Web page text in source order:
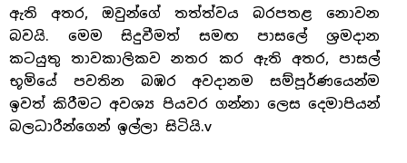
ඇති අතර, ඔවුන්ගේ තත්ත්වය බරපතළ නොවන
බවයි. මෙම සිදුවීමත් සමඟ පාසලේ ශ්‍රමදාන
කටයුතු තාවකාලිකව නතර කර ඇති අතර, පාසල්
භූමියේ පවතින බඹර අවදානම සම්පූර්ණයෙන්ම
ඉවත් කිරීමට අවශ්‍ය පියවර ගන්නා ලෙස දෙමාපියන්
බලධාරීන්ගෙන් ඉල්ලා සිටියි.v